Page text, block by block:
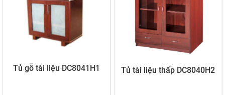
Tủ gỗ tài liệu DC8041H1 Tủ tài liệu thấp DC8040H2